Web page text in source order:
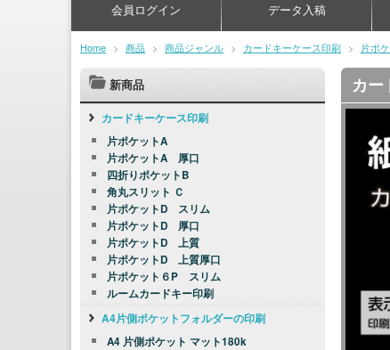
会員ログイン データ入稿
Home > 商品 > 商品ジャンル > カードキーケース印刷 > 片ポ
カー
新商品
カードキーケース印刷
片ポケットA
片ポケットA 厚口
四折りポケットB
角丸スリット Ｃ
片ポケットD スリム
片ポケットD 厚口
片ポケットD 上質
片ポケットD 上質厚口
片ポケット６P スリム
ルームカードキー印刷
A4片側ポケットフォルダーの印刷
A4 片側ポケット マット180k